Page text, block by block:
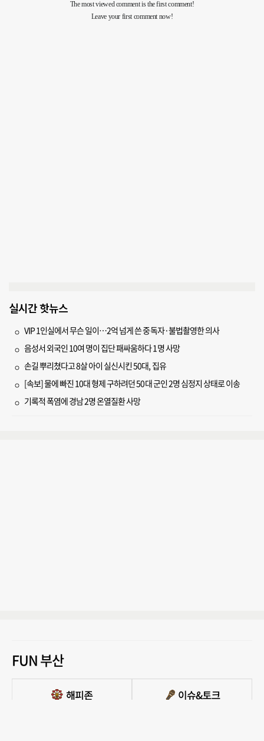
실시간 핫뉴스
VIP 1인실에서 무슨 일이…2억 넘게 쓴 중독자·불법촬영한 의사
음성서 외국인 10여 명이 집단 패싸움하다 1명 사망
손길 뿌리쳤다고 8살 아이 실신시킨 50대, 집유
[속보] 물에 빠진 10대 형제 구하려던 50대 군인 2명 심정지 상태로 이송
기록적 폭염에 경남 2명 온열질환 사망
FUN 부산